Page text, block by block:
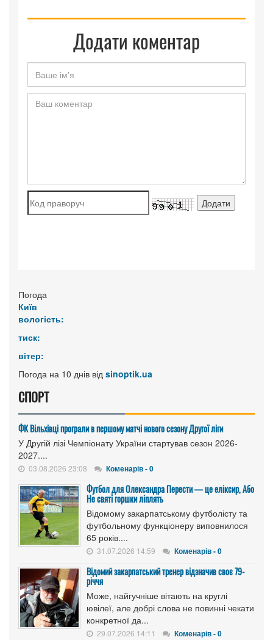
Додати коментар
Погода
Київ
вологість:
тиск:
вітер:
Погода на 10 днів від sinoptik.ua
СПОРТ
ФК Вільхівці програли в першому матчі нового сезону Другої ліги
У Другій лізі Чемпіонату України стартував сезон 2026-
2027....
03.08.2026 23:08 Коменарів - 0
Футбол для Олександра Перести — це еліксир, Або
Не святі горшки ліплять
Відомому закарпатському футболісту та
футбольному функціонеру виповнилося
65 років....
31.07.2026 14:59 Коменарів - 0
Відомий закарпатський тренер відзначив своє 79-
річчя
Може, найгучніше вітають на круглі
ювілеї, але добрі слова не повинні чекати
конкретної да...
29.07.2026 14:11 Коменарів - 0